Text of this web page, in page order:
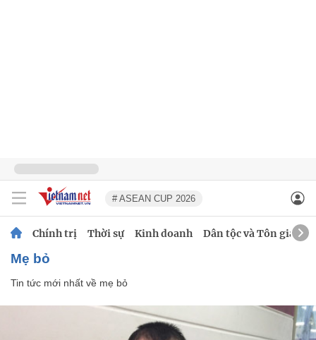
# ASEAN CUP 2026
Chính trị Thời sự Kinh doanh Dân tộc và Tôn giáo
mẹ bỏ
Tin tức mới nhất về mẹ bỏ